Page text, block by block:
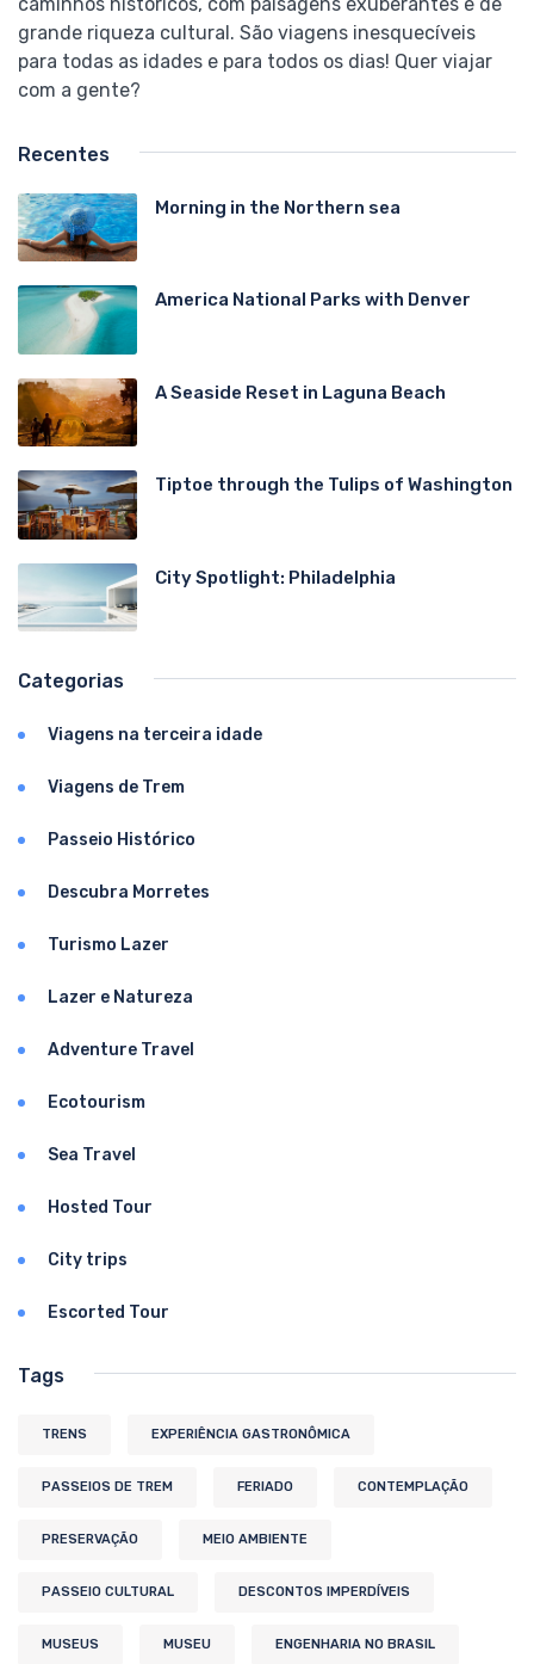
grande riqueza cultural. São viagens inesquecíveis
para todas as idades e para todos os dias! Quer viajar
com a gente?
Recentes
Morning in the Northern sea
America National Parks with Denver
A Seaside Reset in Laguna Beach
Tiptoe through the Tulips of Washington
City Spotlight: Philadelphia
Categorias
Viagens na terceira idade
Viagens de Trem
Passeio Histórico
Descubra Morretes
Turismo Lazer
Lazer e Natureza
Adventure Travel
Ecotourism
Sea Travel
Hosted Tour
City trips
Escorted Tour
Tags
TRENS EXPERIÊNCIA GASTRONÔMICA
PASSEIOS DE TREM FERIADO CONTEMPLAÇÃO
PRESERVAÇÃO MEIO AMBIENTE
PASSEIO CULTURAL DESCONTOS IMPERDÍVEIS
MUSEUS MUSEU ENGENHARIA NO BRASIL